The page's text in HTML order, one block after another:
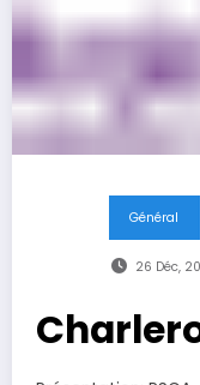
Général
26 Déc,